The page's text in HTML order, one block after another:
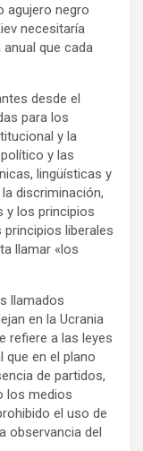
agujero negro
necesitaría
que cada
desde el
para los
y la
y las
lingüísticas y
discriminación,
y los principios
liberales
llamar «los
llamados
en la Ucrania
refiere a las leyes
que en el plano
de partidos,
los medios
el uso de
observancia del